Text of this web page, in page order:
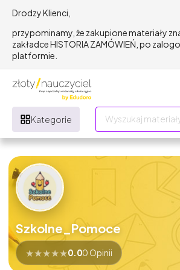
Drodzy Klienci,
przypominamy, że zakupione materiały
zakładce HISTORIA ZAMÓWIEŃ, po
platformie.
Kategorie
Szkolne_Pomoce
★★★★★0.00 Opinii